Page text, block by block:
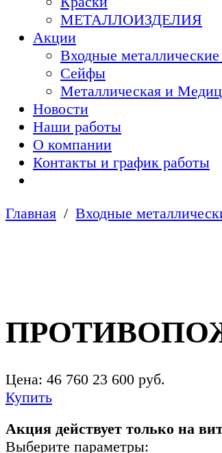
МЕТАЛЛОИЗДЕЛИЯ
Акции
Входные металлические
Сейфы
Металлическая и
Новости
Наши работы
О компании
Контакты и график работы
Главная Входные
Цена: 46 760 23 600 руб.
Купить
Акция действует только на
Выберите параметры: